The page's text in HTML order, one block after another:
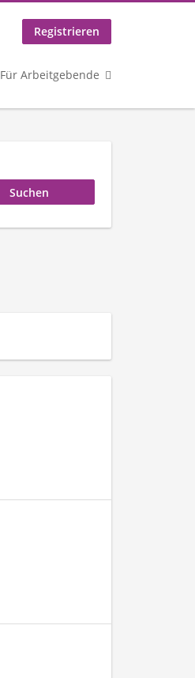
Registrieren
Für Arbeitgebende